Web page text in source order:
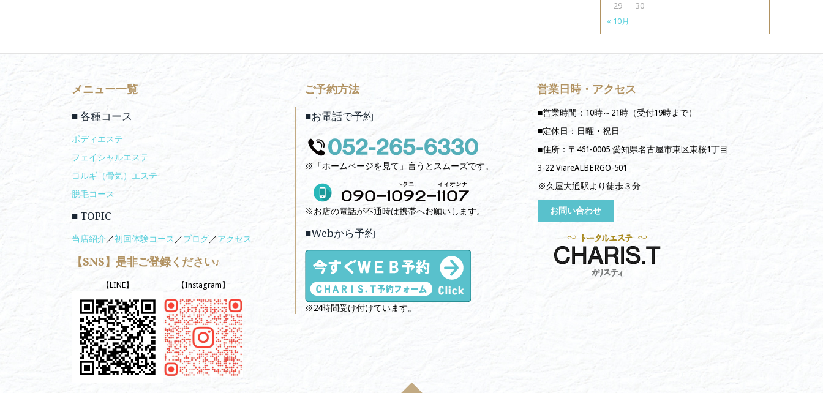
29
30
« 10月
メニュー一覧
■ 各種コース
ボディエステ
フェイシャルエステ
コルギ（骨気）エステ
脱毛コース
■ TOPIC
当店紹介 ／初回体験コース ／ブログ／アクセス
【SNS】是非ご登録ください♪
【LINE】 【Instagram】
ご予約方法
■お電話で予約
※「ホームページを見て」言うとスムーズです。
※お店の電話が不通時は携帯へお願いします。
■Webから予約
※24時間受け付けています。
営業日時・アクセス
■営業時間：10時～21時（受付19時まで）
■定休日：日曜・祝日
■住所：〒461-0005 愛知県名古屋市東区東桜1丁目
3-22 ViareALBERGO-501
※久屋大通駅より徒歩３分
お問い合わせ